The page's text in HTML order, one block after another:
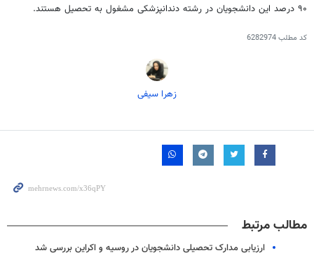
۹۰ درصد این دانشجویان در رشته دندانپزشکی مشغول به تحصیل هستند.
کد مطلب6282974
زهرا سیفی
مطالب مرتبط
ارزیابی مدارک تحصیلی دانشجویان در روسیه و اکراین بررسی شد